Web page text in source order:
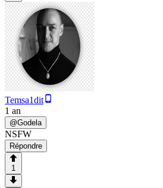
Temsa1dit
1 an
@Godela
NSFW
Répondre
1